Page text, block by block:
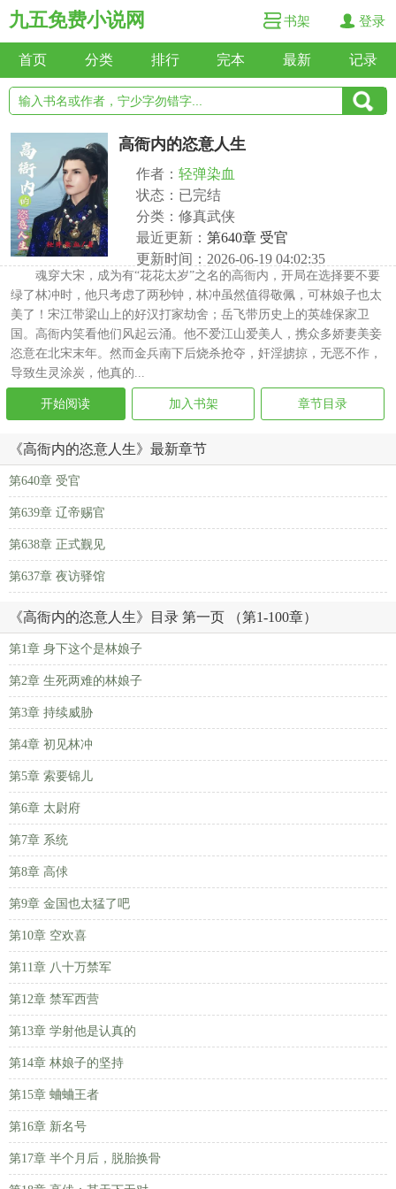
九五免费小说网 书架 登录
首页 分类 排行 完本 最新 记录
高衙内的恣意人生
作者： 轻弹染血
状态：已完结
分类：修真武侠
最近更新： 第640章 受官
更新时间：2026-06-19 04:02:35
魂穿大宋，成为有“花花太岁”之名的高衙内，开局在选择要不要
绿了林冲时，他只考虑了两秒钟，林冲虽然值得敬佩，可林娘子也太
美了！宋江带梁山上的好汉打家劫舍；岳飞带历史上的英雄保家卫
国。高衙内笑看他们风起云涌。他不爱江山爱美人，携众多娇妻美妾
恣意在北宋末年。然而金兵南下后烧杀抢夺，奸淫掳掠，无恶不作，
导致生灵涂炭，他真的...
开始阅读 加入书架 章节目录
《高衙内的恣意人生》最新章节
第640章 受官
第639章 辽帝赐官
第638章 正式觐见
第637章 夜访驿馆
《高衙内的恣意人生》目录 第一页 （第1-100章）
第1章 身下这个是林娘子
第2章 生死两难的林娘子
第3章 持续威胁
第4章 初见林冲
第5章 索要锦儿
第6章 太尉府
第7章 系统
第8章 高俅
第9章 金国也太猛了吧
第10章 空欢喜
第11章 八十万禁军
第12章 禁军西营
第13章 学射他是认真的
第14章 林娘子的坚持
第15章 蛐蛐王者
第16章 新名号
第17章 半个月后，脱胎换骨